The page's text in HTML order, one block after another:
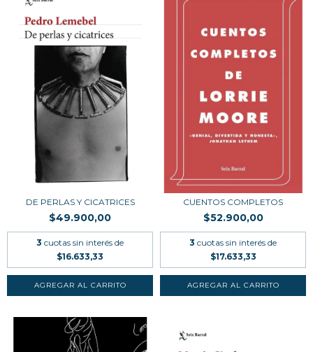
DE PERLAS Y CICATRICES
$49.900,00
3 cuotas sin interés de
$16.633,33
CUENTOS COMPLETOS
$52.900,00
3 cuotas sin interés de
$17.633,33